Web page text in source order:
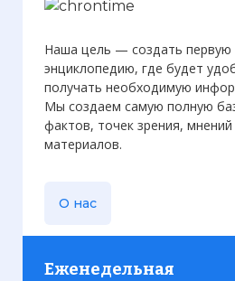
Наша цель — создать первую
энциклопедию, где будет
получать необходимую
Мы создаем самую полную
фактов, точек зрения,
материалов.
О нас
Еженедельная